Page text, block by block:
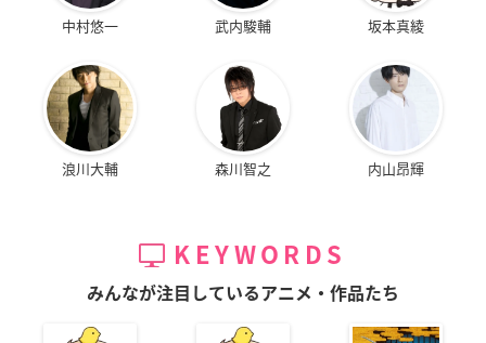
中村悠一 武内駿輔 坂本真綾
浪川大輔 森川智之 内山昂輝
KEYWORDS
みんなが注目しているアニメ・作品たち